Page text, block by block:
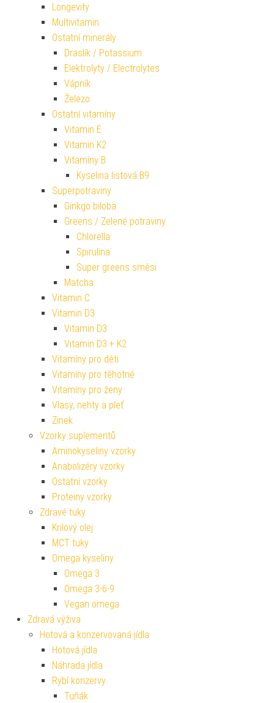
Longevity
Multivitamin
Ostatní minerály
Draslík / Potassium
Elektrolyty / Electrolytes
Vápník
Železo
Ostatní vitamíny
Vitamin E
Vitamin K2
Vitamíny B
Kyselina listová B9
Superpotraviny
Ginkgo biloba
Greens / Zelené potraviny
Chlorella
Spirulina
Super greens směsi
Matcha
Vitamin C
Vitamin D3
Vitamin D3
Vitamin D3 + K2
Vitamíny pro děti
Vitamíny pro těhotné
Vitamíny pro ženy
Vlasy, nehty a pleť
Zinek
Vzorky suplementů
Aminokyseliny vzorky
Anabolizéry vzorky
Ostatní vzorky
Proteiny vzorky
Zdravé tuky
Krilový olej
MCT tuky
Omega kyseliny
Omega 3
Omega 3-6-9
Vegan omega
Zdravá výživa
Hotová a konzervovaná jídla
Hotová jídla
Náhrada jídla
Rybí konzervy
Tuňák